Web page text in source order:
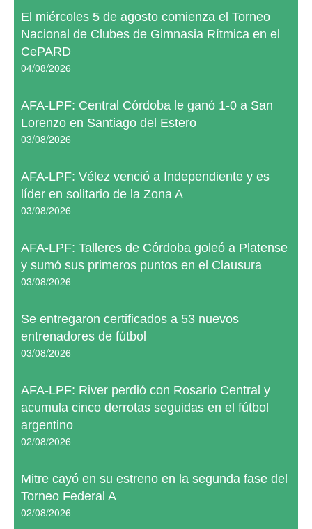
El miércoles 5 de agosto comienza el Torneo
Nacional de Clubes de Gimnasia Rítmica en el
CePARD
04/08/2026
AFA-LPF: Central Córdoba le ganó 1-0 a San
Lorenzo en Santiago del Estero
03/08/2026
AFA-LPF: Vélez venció a Independiente y es
líder en solitario de la Zona A
03/08/2026
AFA-LPF: Talleres de Córdoba goleó a Platense
y sumó sus primeros puntos en el Clausura
03/08/2026
Se entregaron certificados a 53 nuevos
entrenadores de fútbol
03/08/2026
AFA-LPF: River perdió con Rosario Central y
acumula cinco derrotas seguidas en el fútbol
argentino
02/08/2026
Mitre cayó en su estreno en la segunda fase del
Torneo Federal A
02/08/2026